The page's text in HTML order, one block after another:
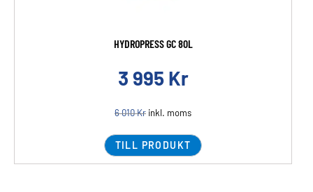
HYDROPRESS GC 80L
3 995 Kr
6 010Kr inkl. moms
TILL PRODUKT